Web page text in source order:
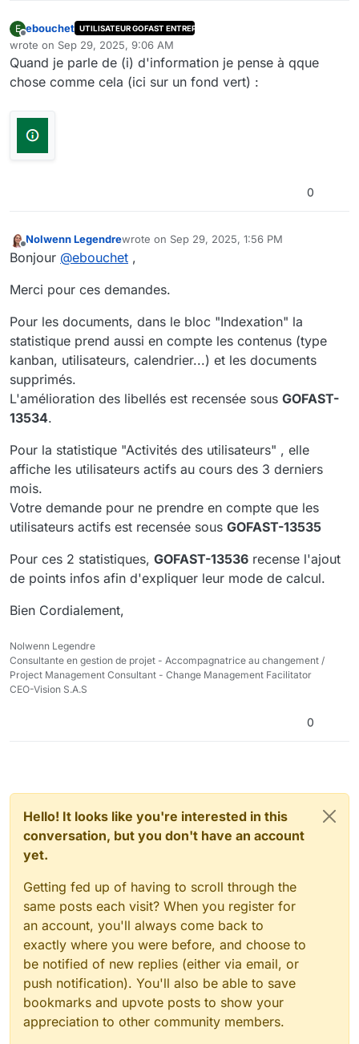
E
Offline
ebouchet UTILISATEUR GOFAST ENTREPRISE
wrote on Sep 29, 2025, 9:06 AM
last edited by ebouchet Sep 29, 2025, 11:06 AM
Quand je parle de (i) d'information je pense à qque
chose comme cela (ici sur un fond vert) :
0
Offline
Nolwenn Legendrewrote on Sep 29, 2025, 1:56 PM
last edited by
Bonjour @ebouchet ,
Merci pour ces demandes.
Pour les documents, dans le bloc "Indexation" la
statistique prend aussi en compte les contenus (type
kanban, utilisateurs, calendrier...) et les documents
supprimés.
L'amélioration des libellés est recensée sous GOFAST-
13534.
Pour la statistique "Activités des utilisateurs" , elle
affiche les utilisateurs actifs au cours des 3 derniers
mois.
Votre demande pour ne prendre en compte que les
utilisateurs actifs est recensée sous GOFAST-13535
Pour ces 2 statistiques, GOFAST-13536 recense l'ajout
de points infos afin d'expliquer leur mode de calcul.
Bien Cordialement,
Nolwenn Legendre
Consultante en gestion de projet - Accompagnatrice au changement /
Project Management Consultant - Change Management Facilitator
CEO-Vision S.A.S
0
Hello! It looks like you're interested in this
conversation, but you don't have an account
yet.
Getting fed up of having to scroll through the
same posts each visit? When you register for
an account, you'll always come back to
exactly where you were before, and choose to
be notified of new replies (either via email, or
push notification). You'll also be able to save
bookmarks and upvote posts to show your
appreciation to other community members.